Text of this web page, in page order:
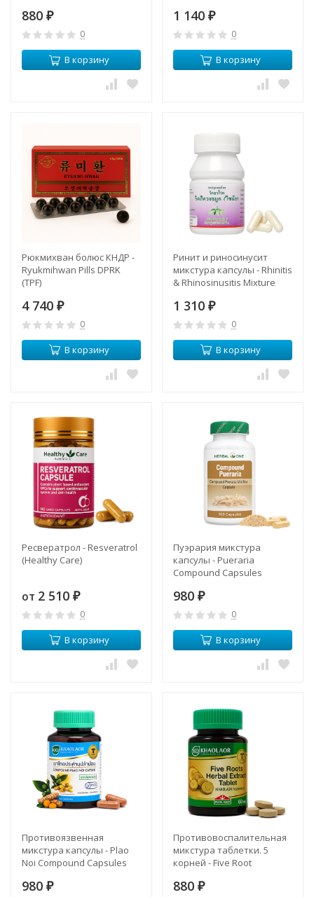
880 ₽
0
В корзину
1 140 ₽
0
В корзину
Рюкмихван болюс КНДР -
Ryukmihwan Pills DPRK
(TPF)
4 740 ₽
0
В корзину
Ринит и риносинусит
микстура капсулы - Rhinitis
& Rhinosinusitis Mixture
1 310 ₽
0
В корзину
Ресвератрол - Resveratrol
(Healthy Care)
от 2 510 ₽
0
В корзину
Пуэрария микстура
капсулы - Pueraria
Compound Capsules
980 ₽
0
В корзину
Противоязвенная
микстура капсулы - Plao
Noi Compound Capsules
980 ₽
Противовоспалительная
микстура таблетки. 5
корней - Five Root
880 ₽